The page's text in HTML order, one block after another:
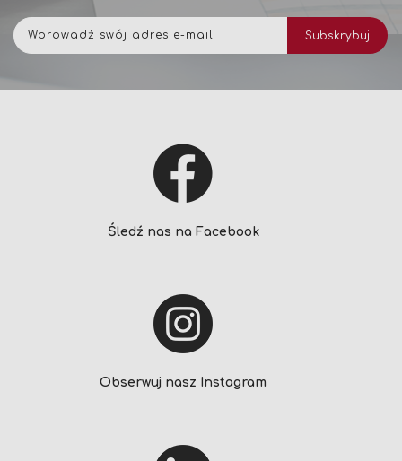
nasz
newsletter:
Subskrybuj
Śledź nas na Facebook
Obserwuj nasz Instagram